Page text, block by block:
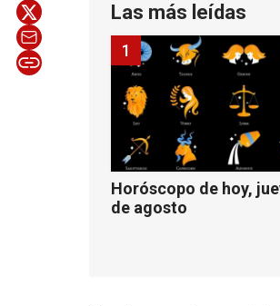
Las más leídas
Horóscopo de hoy,
de agosto
1